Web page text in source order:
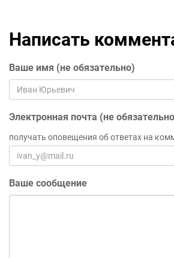
Написать
Ваше имя (не обязательно)
Электронная почта (не
получать оповещения об ответах на
Ваше сообщение